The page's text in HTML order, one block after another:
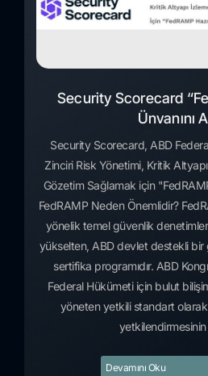
Security Scorecard
Ünvanını
Security Scorecard, ABD
Zinciri Risk Yönetimi, Kritik
Gözetim Sağlamak için "FedRAMP
FedRAMP Neden Önemlidir?
yönelik temel güvenlik
yükselten, ABD devlet destekli
sertifika programıdır. ABD
Federal Hükümeti için bulut
yöneten yetkili standart
Devamını Oku